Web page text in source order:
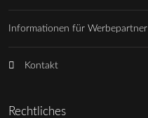
Informationen für Werbepartner
Kontakt
Rechtliches